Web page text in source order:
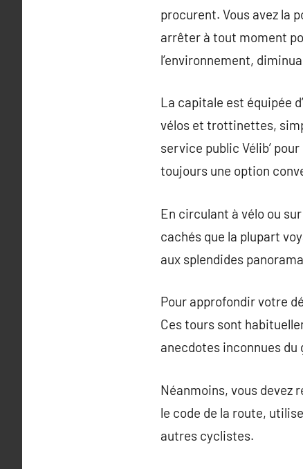
procurent. Vous avez la
arrêter à tout moment
l’environnement,
La capitale est équipée
vélos et trottinettes,
service public Vélib’
toujours une option
En circulant à vélo ou
cachés que la plupart
aux splendides
Pour approfondir votre
Ces tours sont
anecdotes inconnues
Néanmoins, vous devez
le code de la route,
autres cyclistes.